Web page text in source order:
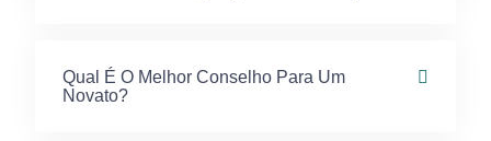
Qual É O Melhor Conselho Para Um
Novato?